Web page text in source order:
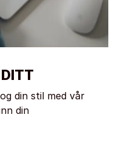
din stil med vår
din